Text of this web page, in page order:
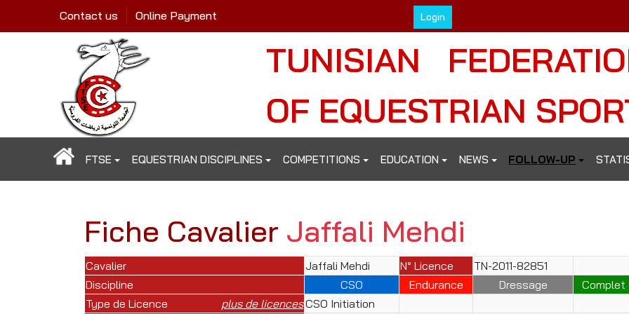
Login
Contact us Online Payment
TUNISIAN
OF EQUESTRIAN
FTSE EQUESTRIAN DISCIPLINES COMPETITIONS EDUCATION NEWS FOLLOW-UP
Fiche Cavalier Jaffali Mehdi
Cavalier Jaffali Mehdi N° Licence
TN-2011-82851
Discipline
CSO Endurance Dressage Complet
Type de Licence
plus de licencesCSO Initiation